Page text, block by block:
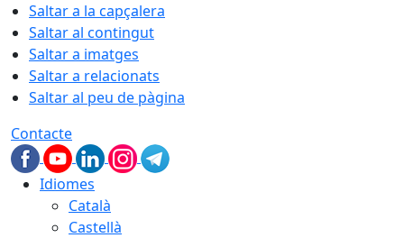
Saltar a la capçalera
Saltar al contingut
Saltar a imatges
Saltar a relacionats
Saltar al peu de pàgina
Contacte
Idiomes
Català
Castellà